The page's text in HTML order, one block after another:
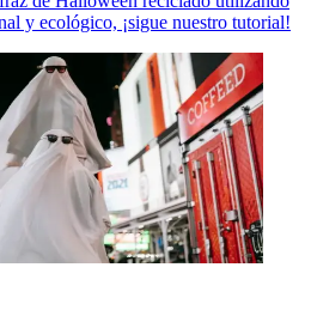
y ecológico, ¡sigue nuestro tutorial!